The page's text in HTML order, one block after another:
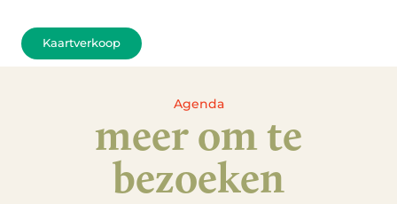
Kaartverkoop
Agenda
meer om te
bezoeken